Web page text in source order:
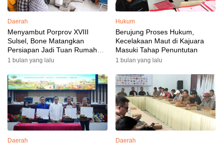
Daerah
Menyambut Porprov XVIII
Sulsel, Bone Matangkan
Persiapan Jadi Tuan Rumah
yang Berkesan: Wakil Bupati
Targetkan Venue dan
Akomodasi Rampung
1 bulan yang lalu
Hukum
Berujung Proses Hukum,
Kecelakaan Maut di Kajuara
Masuki Tahap Penuntutan
1 bulan yang lalu
Daerah Daerah